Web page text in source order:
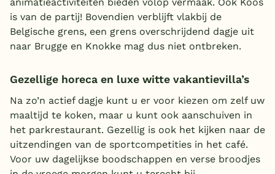
is van de partij! Bovendien verblijft vlakbij de
Belgische grens, een grens overschrijdend dagje uit
naar Brugge en Knokke mag dus niet ontbreken.
Gezellige horeca en luxe witte vakantievilla’s
Na zo’n actief dagje kunt u er voor kiezen om zelf uw
maaltijd te koken, maar u kunt ook aanschuiven in
het parkrestaurant. Gezellig is ook het kijken naar de
uitzendingen van de sportcompetities in het café.
Voor uw dagelijkse boodschappen en verse broodjes